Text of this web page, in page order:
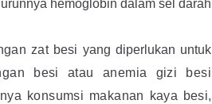
hemoglobin dalam sel darah
zat besi yang diperlukan untuk
besi atau anemia gizi besi
konsumsi makanan kaya besi,